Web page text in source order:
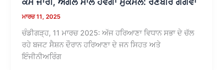
ਮਾਰਚ 11, 2025
ਚੰਡੀਗੜ੍ਹ, 11 ਮਾਰਚ 2025: ਅੱਜ ਹਰਿਆਣਾ ਵਿਧਾਨ ਸਭਾ ਦੇ ਚੱਲ
ਰਹੇ ਬਜਟ ਸੈਸ਼ਨ ਦੌਰਾਨ ਹਰਿਆਣਾ ਦੇ ਜਨ ਸਿਹਤ ਅਤੇ
ਇੰਜੀਨੀਅਰਿੰਗ